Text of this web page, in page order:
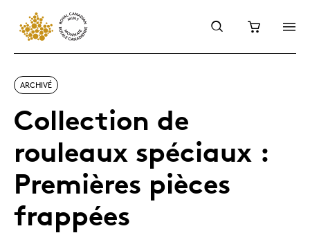
ARCHIVÉ
Collection de
rouleaux spéciaux :
Premières pièces
frappées